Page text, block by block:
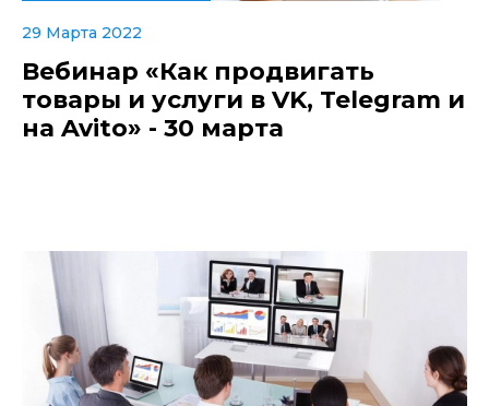
29 Марта 2022
Вебинар «Как продвигать
товары и услуги в VK, Telegram и
на Avito» - 30 марта